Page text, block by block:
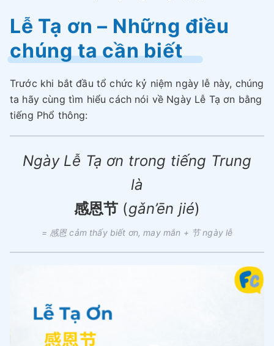
Lễ Tạ ơn – Những điều
chúng ta cần biết
Trước khi bắt đầu tổ chức kỷ niệm ngày lễ này, chúng
ta hãy cùng tìm hiểu cách nói về Ngày Lễ Tạ ơn bằng
tiếng Phổ thông:
Ngày Lễ Tạ ơn trong tiếng Trung
là
感恩节 (gǎn’ēn jié)
= 感恩 cảm thấy biết ơn,may mắn + 节ngày lễ